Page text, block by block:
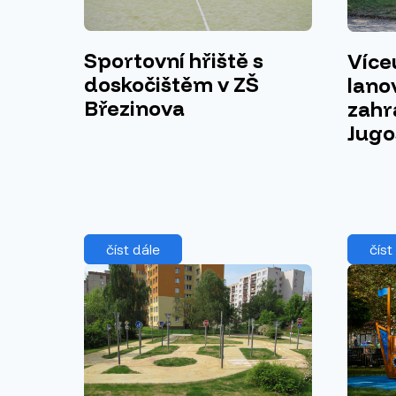
Sportovní hřiště s
doskočištěm v ZŠ
Březinova
číst dále číst